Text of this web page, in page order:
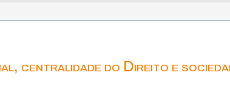
centralidade do Direito e